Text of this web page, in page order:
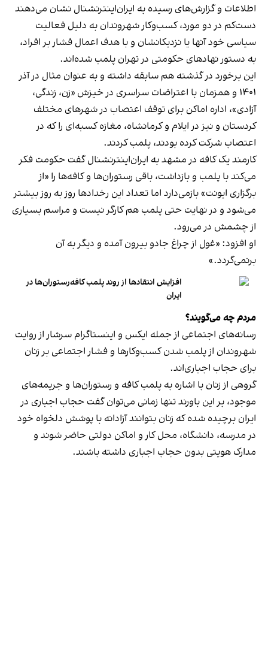
اطلاعات و گزارش‌های رسیده به ایران‌اینترنشنال نشان می‌دهند
دست‌کم در دو مورد، کسب‌وکار شهروندان به دلیل فعالیت
سیاسی خود آنها یا نزدیکانشان و با هدف اعمال فشار بر افراد،
به دستور نهادهای حکومتی در تهران پلمب شده‌اند.
این برخورد در گذشته هم سابقه داشته و به عنوان مثال در آذر
۱۴۰۱ و همزمان با اعتراضات سراسری در خیزش «زن، زندگی،
آزادی»، اداره اماکن برای توقف اعتصاب در شهرهای مختلف
کردستان و نیز در ایلام و کرمانشاه، مغازه کسبه‌ای را که در
اعتصاب شرکت کرده بودند، پلمب کردند.
کارمند یک کافه در مشهد به ایران‌اینترنشنال گفت حکومت فکر
می‌کند با پلمب و بازداشت، باقی رستوران‌ها و کافه‌ها را «از
برگزاری ایونت» بازمی‌دارد اما تعداد این رخدادها روز به روز بیشتر
می‌شود و در نهایت حتی پلمب هم کارگر نیست و مراسم بسیاری
از چشمش در می‌رود.
او افزود: «غول از چراغ جادو بیرون آمده و دیگر به آن
برنمی‎‌گردد.»
افزایش انتقادها از روند پلمب کافه‌رستوران‌ها در
ایران
مردم چه می‌گویند؟
رسانه‎‌های اجتماعی از جمله ایکس و اینستاگرام سرشار از روایت
شهروندان از پلمب شدن کسب‌وکارها و فشار اجتماعی بر زنان
برای حجاب اجباری‌اند.
گروهی از زنان با اشاره به پلمب کافه و رستوران‌ها و جریمه‌های
موجود، بر این باورند تنها زمانی می‌توان گفت حجاب اجباری در
ایران برچیده شده که زنان بتوانند آزادانه با پوشش دلخواه خود
در مدرسه، دانشگاه، محل کار و اماکن دولتی حاضر شوند و
مدارک هویتی بدون حجاب اجباری داشته باشند.